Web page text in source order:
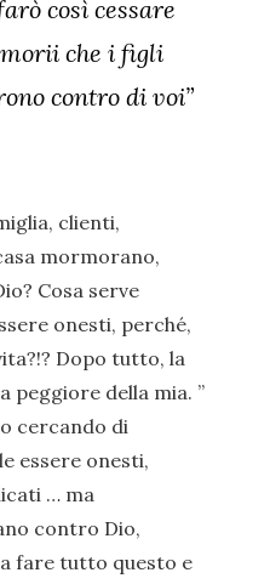
così cessare
che i figli
contro di voi”
clienti,
mormorano,
Cosa serve
onesti, perché,
Dopo tutto, la
peggiore della mia. ”
cercando di
essere onesti,
… ma
contro Dio,
fare tutto questo e